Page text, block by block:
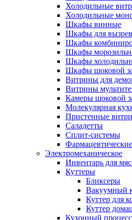
Холодильные
Холодильные
Шкафы винные
Шкафы для
Шкафы
Шкафы
Шкафы
Шкафы шоковой
Витрины для
Витрины
Камеры шоковой
Молекулярная
Пристенные
Саладетты
Сплит-системы
Электромеханическое
Инвентарь для
Куттеры
Бликсеры
Вакуумный
Куттер для
Куттер
Кухонный